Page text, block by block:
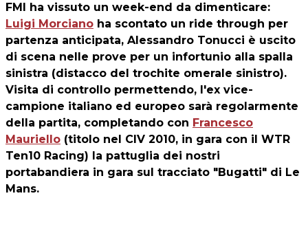
FMI ha vissuto un week-end da dimenticare:
Luigi Morciano ha scontato un ride through per
partenza anticipata, Alessandro Tonucci è uscito
di scena nelle prove per un infortunio alla spalla
sinistra (distacco del trochite omerale sinistro).
Visita di controllo permettendo, l'ex vice-
campione italiano ed europeo sarà regolarmente
della partita, completando con Francesco
Mauriello (titolo nel CIV 2010, in gara con il WTR
Ten10 Racing) la pattuglia dei nostri
portabandiera in gara sul tracciato "Bugatti" di Le
Mans.